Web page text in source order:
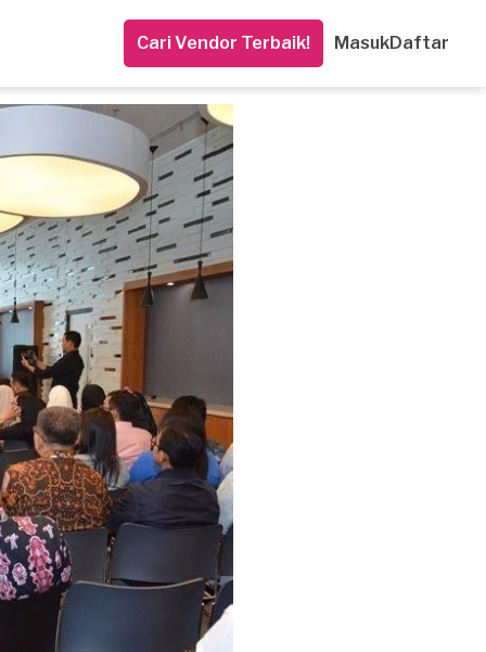
Cari Vendor Terbaik! MasukDaftar